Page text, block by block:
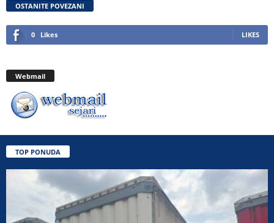
OSTANITE POVEZANI
0 Likes LIKES
Webmail
TOP PONUDA